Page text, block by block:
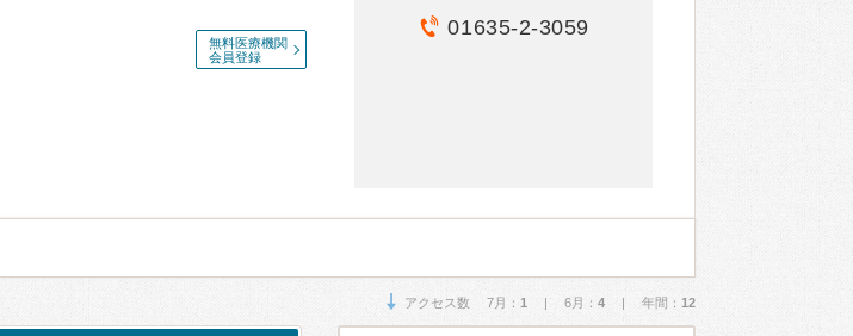
無料医療機関
会員登録
01635-2-3059
アクセス数 7月： 1 | 6月： 4 | 年間： 12